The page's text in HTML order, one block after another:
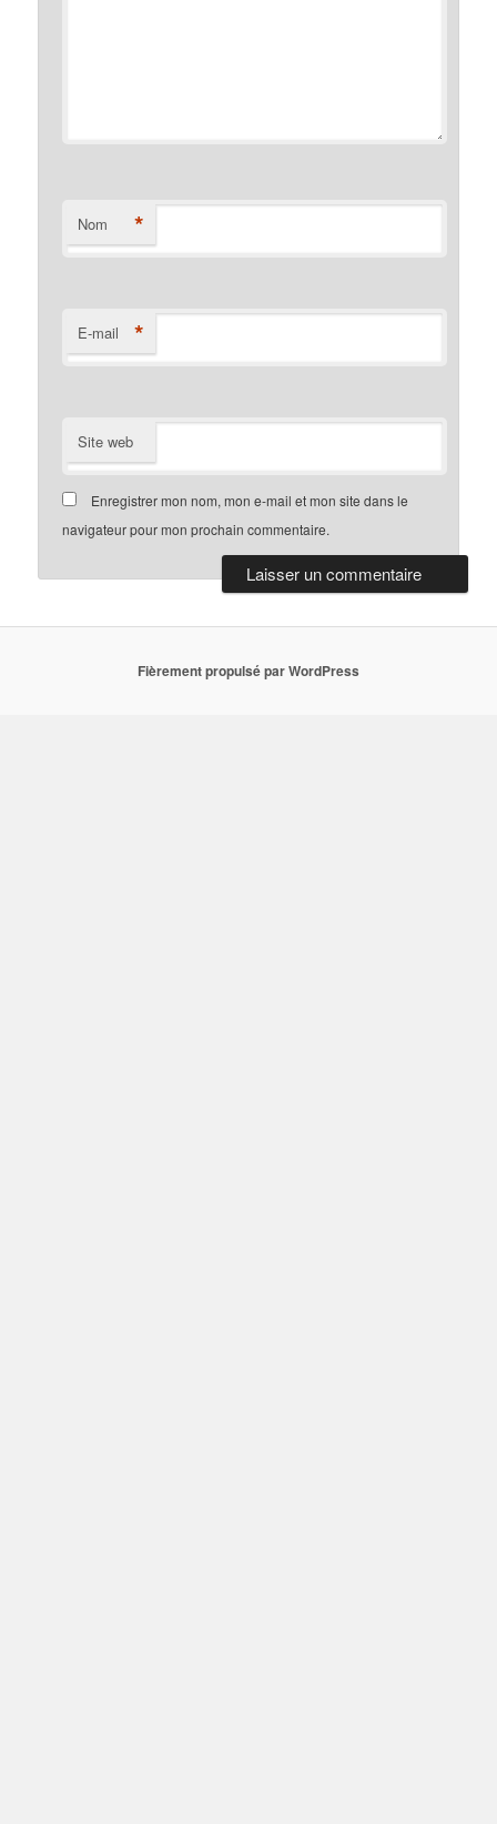
Nom *
E-mail *
Site web
Enregistrer mon nom, mon e-mail et mon site dans le
navigateur pour mon prochain commentaire.
Fièrement propulsé par WordPress